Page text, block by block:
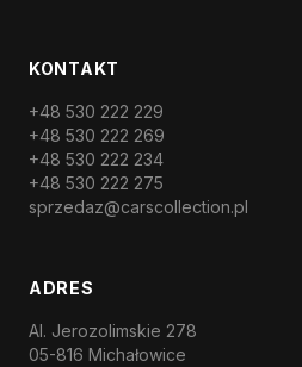
KONTAKT
+48 530 222 229
+48 530 222 269
+48 530 222 234
+48 530 222 275
sprzedaz@carscollection.pl
ADRES
Al. Jerozolimskie 278
05-816 Michałowice